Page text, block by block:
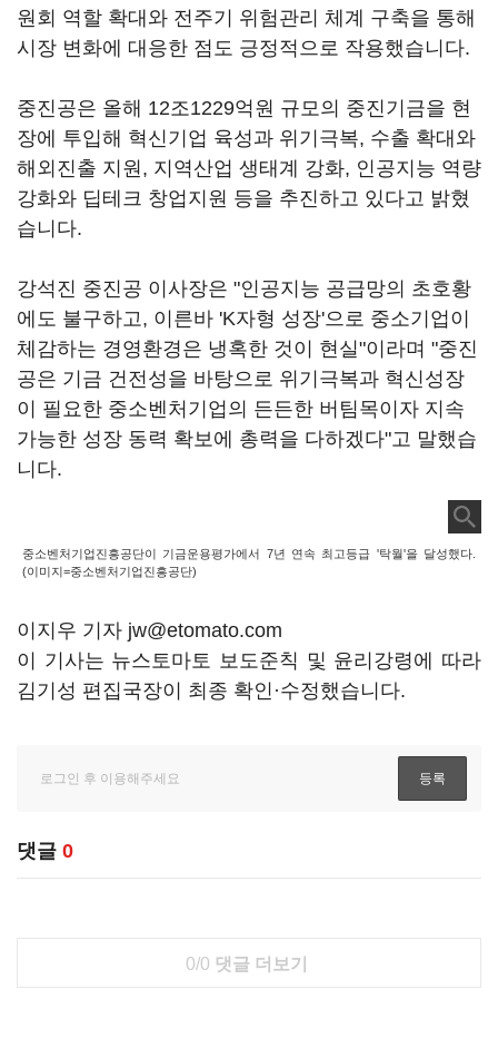
원회 역할 확대와 전주기 위험관리 체계 구축을 통해
시장 변화에 대응한 점도 긍정적으로 작용했습니다.
중진공은 올해 12조1229억원 규모의 중진기금을 현
장에 투입해 혁신기업 육성과 위기극복, 수출 확대와
해외진출 지원, 지역산업 생태계 강화, 인공지능 역량
강화와 딥테크 창업지원 등을 추진하고 있다고 밝혔
습니다.
강석진 중진공 이사장은 "인공지능 공급망의 초호황
에도 불구하고, 이른바 'K자형 성장'으로 중소기업이
체감하는 경영환경은 냉혹한 것이 현실"이라며 "중진
공은 기금 건전성을 바탕으로 위기극복과 혁신성장
이 필요한 중소벤처기업의 든든한 버팀목이자 지속
가능한 성장 동력 확보에 총력을 다하겠다"고 말했습
니다.
중소벤처기업진흥공단이 기금운용평가에서 7년 연속 최고등급 '탁월'을 달성했다.
(이미지=중소벤처기업진흥공단)
이지우 기자 jw@etomato.com
이 기사는 뉴스토마토 보도준칙 및 윤리강령에 따라
김기성 편집국장이 최종 확인·수정했습니다.
댓글 0
0/0 댓글 더보기